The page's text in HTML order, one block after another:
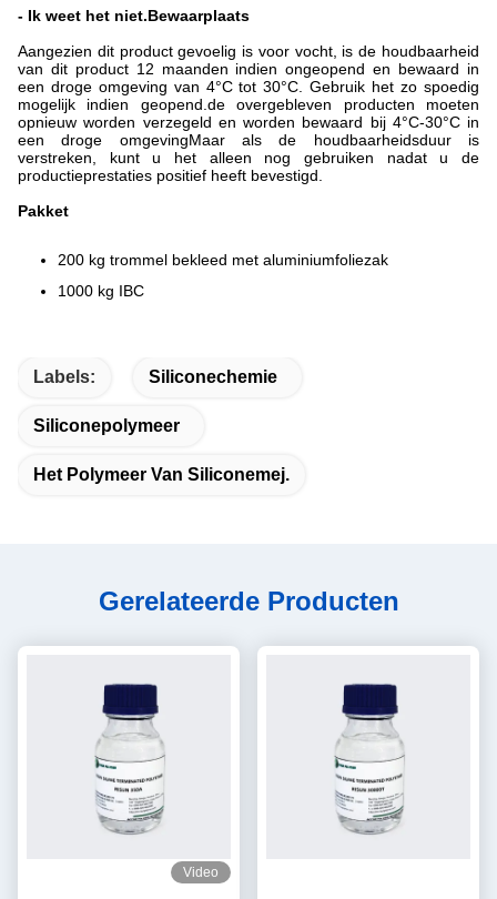
- Ik weet het niet.Bewaarplaats
Aangezien dit product gevoelig is voor vocht, is de houdbaarheid
van dit product 12 maanden indien ongeopend en bewaard in
een droge omgeving van 4°C tot 30°C. Gebruik het zo spoedig
mogelijk indien geopend.de overgebleven producten moeten
opnieuw worden verzegeld en worden bewaard bij 4°C-30°C in
een droge omgevingMaar als de houdbaarheidsduur is
verstreken, kunt u het alleen nog gebruiken nadat u de
productieprestaties positief heeft bevestigd.
Pakket
200 kg trommel bekleed met aluminiumfoliezak
1000 kg IBC
Labels: Siliconechemie
Siliconepolymeer
Het Polymeer Van Siliconemej.
Gerelateerde Producten
Video